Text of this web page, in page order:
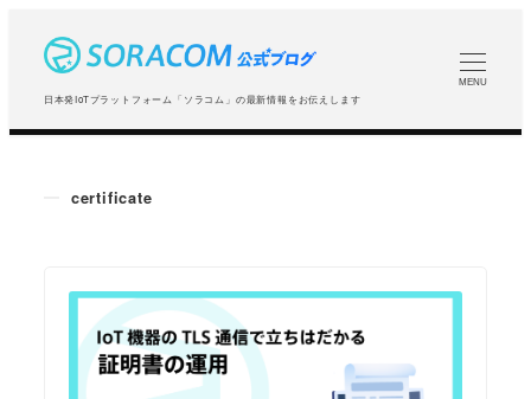
コ
日本発IoTプラットフォーム「ソラコム」の最新情報をお伝えします
MENU
certificate